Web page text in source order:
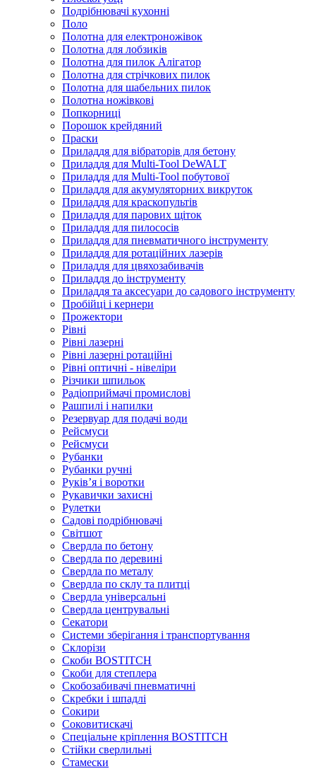
Подрібнювачі кухонні
Поло
Полотна для електроножівок
Полотна для лобзиків
Полотна для пилок Алігатор
Полотна для стрічкових пилок
Полотна для шабельних пилок
Полотна ножівкові
Попкорниці
Порошок крейдяний
Праски
Приладдя для вібраторів для бетону
Приладдя для Multi-Tool DeWALT
Приладдя для Multi-Tool побутової
Приладдя для акумуляторних викруток
Приладдя для краскопультів
Приладдя для парових щіток
Приладдя для пилососів
Приладдя для пневматичного інструменту
Приладдя для ротаційних лазерів
Приладдя для цвяхозабивачів
Приладдя до інструменту
Приладдя та аксесуари до садового інструменту
Пробійці і кернери
Прожектори
Рівні
Рівні лазерні
Рівні лазерні ротаційні
Рівні оптичні - нівеліри
Різчики шпильок
Радіоприймачі промислові
Рашпилі і напилки
Резервуар для подачі води
Рейсмуси
Рейсмуси
Рубанки
Рубанки ручні
Руківʼя і воротки
Рукавички захисні
Рулетки
Садові подрібнювачі
Світшот
Свердла по бетону
Свердла по деревині
Свердла по металу
Свердла по склу та плитці
Свердла універсальні
Свердла центрувальні
Секатори
Системи зберігання і транспортування
Склорізи
Скоби BOSTITCH
Скоби для степлера
Скобозабивачі пневматичні
Скребки і шпадлі
Сокири
Соковитискачі
Спеціальне кріплення BOSTITCH
Стійки сверлильні
Стамески